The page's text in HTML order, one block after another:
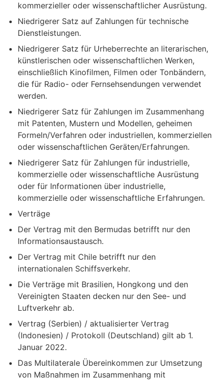
kommerzieller oder wissenschaftlicher Ausrüstung.
Niedrigerer Satz auf Zahlungen für technische
Dienstleistungen.
Niedrigerer Satz für Urheberrechte an literarischen,
künstlerischen oder wissenschaftlichen Werken,
einschließlich Kinofilmen, Filmen oder Tonbändern,
die für Radio- oder Fernsehsendungen verwendet
werden.
Niedrigerer Satz für Zahlungen im Zusammenhang
mit Patenten, Mustern und Modellen, geheimen
Formeln/Verfahren oder industriellen, kommerziellen
oder wissenschaftlichen Geräten/Erfahrungen.
Niedrigerer Satz für Zahlungen für industrielle,
kommerzielle oder wissenschaftliche Ausrüstung
oder für Informationen über industrielle,
kommerzielle oder wissenschaftliche Erfahrungen.
Verträge
Der Vertrag mit den Bermudas betrifft nur den
Informationsaustausch.
Der Vertrag mit Chile betrifft nur den
internationalen Schiffsverkehr.
Die Verträge mit Brasilien, Hongkong und den
Vereinigten Staaten decken nur den See- und
Luftverkehr ab.
Vertrag (Serbien) / aktualisierter Vertrag
(Indonesien) / Protokoll (Deutschland) gilt ab 1.
Januar 2022.
Das Multilaterale Übereinkommen zur Umsetzung
von Maßnahmen im Zusammenhang mit